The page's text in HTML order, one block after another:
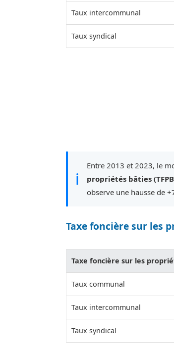
Taux intercommunal
Taux syndical
ℹ
Entre 2013 et 2023, le
propriétés bâties
observe une hausse de
Taxe foncière sur les
Taxe foncière sur les
Taux communal
Taux intercommunal
Taux syndical